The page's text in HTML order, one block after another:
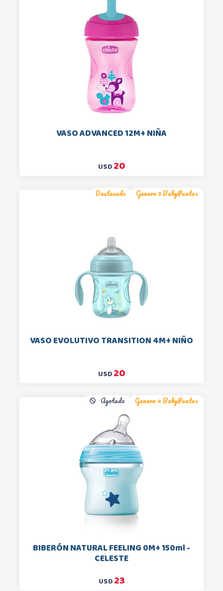
VASO ADVANCED 12M+ NIÑA
USD20
Destacado Genera 5 BabyPuntos
VASO EVOLUTIVO TRANSITION 4M+ NIÑO
USD20
Agotado Genera 4 BabyPuntos
BIBERÓN NATURAL FEELING 0M+ 150ml -
CELESTE
USD23